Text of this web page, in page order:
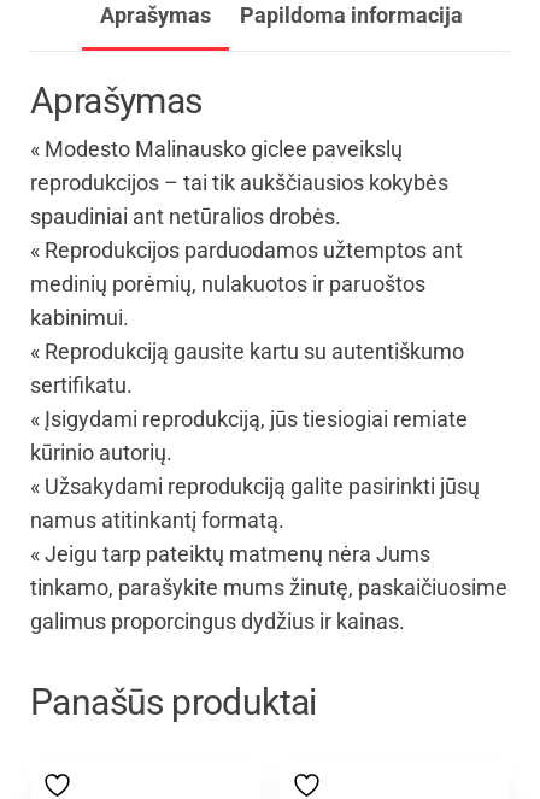
Aprašymas Papildoma informacija
Aprašymas
« Modesto Malinausko giclee paveikslų
reprodukcijos – tai tik aukščiausios kokybės
spaudiniai ant netūralios drobės.
« Reprodukcijos parduodamos užtemptos ant
medinių porėmių, nulakuotos ir paruoštos
kabinimui.
« Reprodukciją gausite kartu su autentiškumo
sertifikatu.
« Įsigydami reprodukciją, jūs tiesiogiai remiate
kūrinio autorių.
« Užsakydami reprodukciją galite pasirinkti jūsų
namus atitinkantį formatą.
« Jeigu tarp pateiktų matmenų nėra Jums
tinkamo, parašykite mums žinutę, paskaičiuosime
galimus proporcingus dydžius ir kainas.
Panašūs produktai